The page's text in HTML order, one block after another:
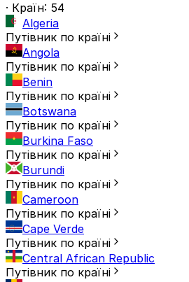
· Країн: 54
Algeria
Путівник по країні
Angola
Путівник по країні
Benin
Путівник по країні
Botswana
Путівник по країні
Burkina Faso
Путівник по країні
Burundi
Путівник по країні
Cameroon
Путівник по країні
Cape Verde
Путівник по країні
Central African Republic
Путівник по країні